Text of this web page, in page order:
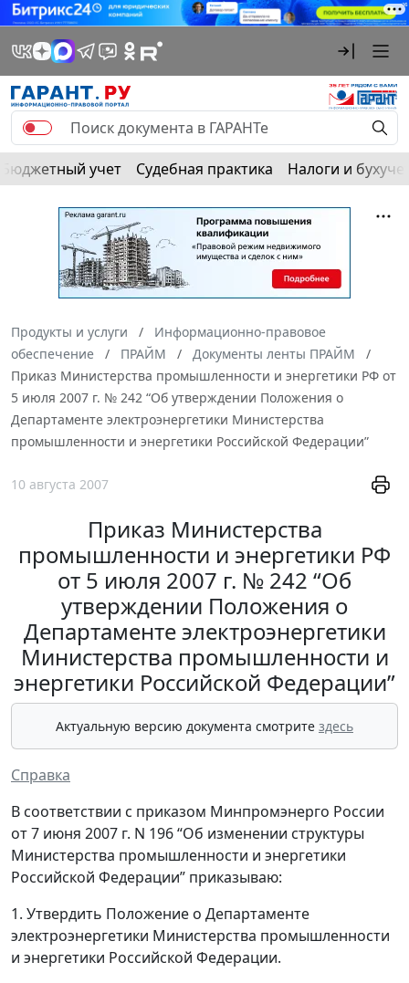
Бюджетный учет Судебная практика Налоги и
Продукты и услуги
Информационно-правовое
обеспечение
ПРАЙМ
Документы ленты ПРАЙМ
Приказ Министерства промышленности и энергетики РФ от
5 июля 2007 г. № 242 “Об утверждении Положения о
Департаменте электроэнергетики Министерства
промышленности и энергетики Российской Федерации”
10 августа 2007
Приказ Министерства
промышленности и энергетики РФ
от 5 июля 2007 г. № 242 “Об
утверждении Положения о
Департаменте электроэнергетики
Министерства промышленности и
энергетики Российской Федерации”
Актуальную версию документа смотрите здесь
Справка
В соответствии с приказом Минпромэнерго России
от 7 июня 2007 г. N 196 “Об изменении структуры
Министерства промышленности и энергетики
Российской Федерации” приказываю:
1. Утвердить Положение о Департаменте
электроэнергетики Министерства промышленности
и энергетики Российской Федерации.